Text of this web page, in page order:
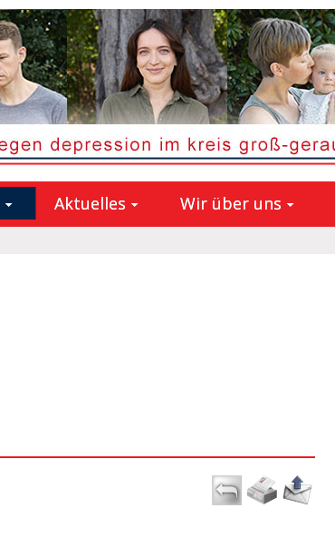
Aktuelles Wir über uns